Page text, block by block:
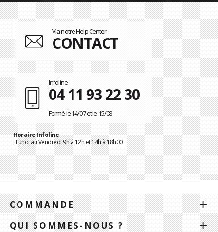
Via notre Help Center
CONTACT
Infoline
04 11 93 22 30
Fermé le 14/07 et le 15/08
Horaire Infoline
: Lundi au Vendredi 9h à 12h et 14h à 18h00
COMMANDE
QUI SOMMES-NOUS ?